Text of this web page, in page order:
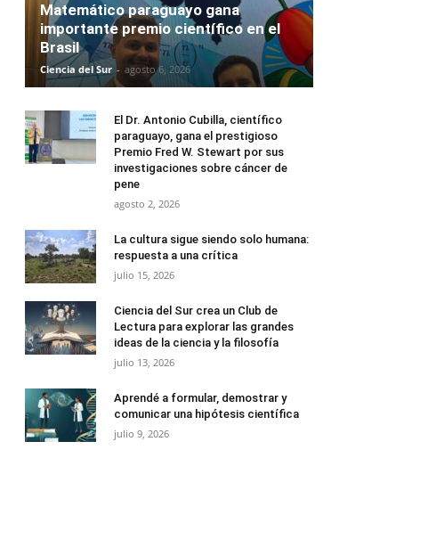
Matemático paraguayo gana
importante premio científico en el
Brasil
Ciencia del Sur - agosto 6, 2026
El Dr. Antonio Cubilla, científico
paraguayo, gana el prestigioso
Premio Fred W. Stewart por sus
investigaciones sobre cáncer de
pene
agosto 2, 2026
La cultura sigue siendo solo humana:
respuesta a una crítica
julio 15, 2026
Ciencia del Sur crea un Club de
Lectura para explorar las grandes
ideas de la ciencia y la filosofía
julio 13, 2026
Aprendé a formular, demostrar y
comunicar una hipótesis científica
julio 9, 2026